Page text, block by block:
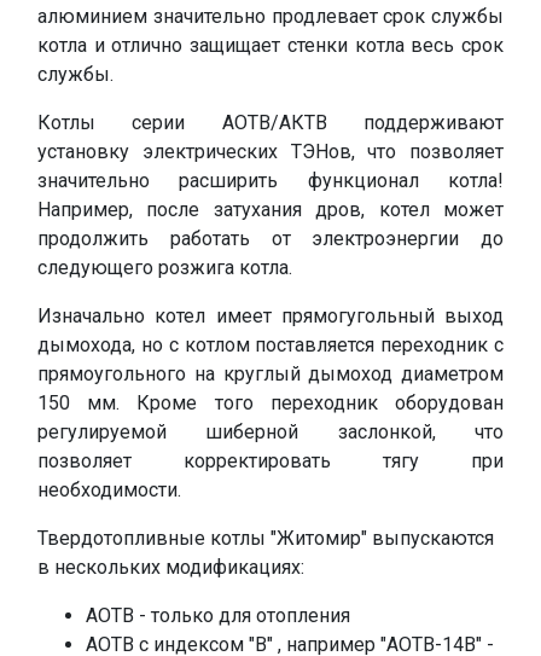
алюминием значительно продлевает срок службы
котла и отлично защищает стенки котла весь срок
службы.
Котлы серии АОТВ/АКТВ поддерживают
установку электрических ТЭНов, что позволяет
значительно расширить функционал котла!
Например, после затухания дров, котел может
продолжить работать от электроэнергии до
следующего розжига котла.
Изначально котел имеет прямогугольный выход
дымохода, но с котлом поставляется переходник с
прямоугольного на круглый дымоход диаметром
150 мм. Кроме того переходник оборудован
регулируемой шиберной заслонкой, что
позволяет корректировать тягу при
необходимости.
Твердотопливные котлы "Житомир" выпускаются
в нескольких модификациях:
АОТВ - только для отопления
АОТВ с индексом "В" , например "АОТВ-14В" -